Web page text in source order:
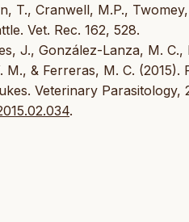
T., Cranwell, M.P.,
Vet. Rec. 162, 528.
J., González-Lanza, M.
M., & Ferreras, M. C.
Veterinary Parasitology,
.